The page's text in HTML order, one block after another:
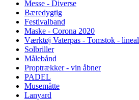
Messe - Diverse
Bæredygtig
Festivalband
Maske - Corona 2020
Værktøj Vaterpas - Tomstok - lineal
Solbriller
Målebånd
Proptrækker - vin åbner
PADEL
Musemåtte
Lanyard